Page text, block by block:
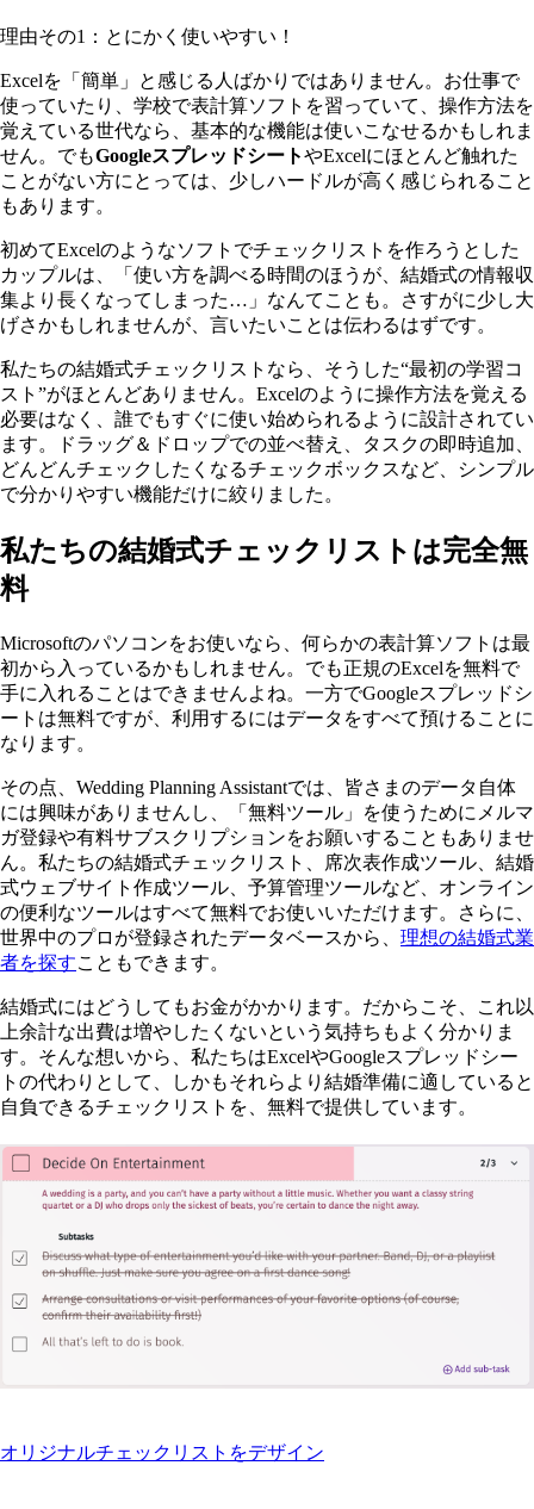
理由その1：とにかく使いやすい！
Excelを「簡単」と感じる人ばかりではありません。お仕事で
使っていたり、学校で表計算ソフトを習っていて、操作方法を
覚えている世代なら、基本的な機能は使いこなせるかもしれま
せん。でもGoogleスプレッドシートやExcelにほとんど触れた
ことがない方にとっては、少しハードルが高く感じられること
もあります。
初めてExcelのようなソフトでチェックリストを作ろうとした
カップルは、「使い方を調べる時間のほうが、結婚式の情報収
集より長くなってしまった…」なんてことも。さすがに少し大
げさかもしれませんが、言いたいことは伝わるはずです。
私たちの結婚式チェックリストなら、そうした“最初の学習コ
スト”がほとんどありません。Excelのように操作方法を覚える
必要はなく、誰でもすぐに使い始められるように設計されてい
ます。ドラッグ＆ドロップでの並べ替え、タスクの即時追加、
どんどんチェックしたくなるチェックボックスなど、シンプル
で分かりやすい機能だけに絞りました。
私たちの結婚式チェックリストは完全無
料
Microsoftのパソコンをお使いなら、何らかの表計算ソフトは最
初から入っているかもしれません。でも正規のExcelを無料で
手に入れることはできませんよね。一方でGoogleスプレッドシ
ートは無料ですが、利用するにはデータをすべて預けることに
なります。
その点、Wedding Planning Assistantでは、皆さまのデータ自体
には興味がありませんし、「無料ツール」を使うためにメルマ
ガ登録や有料サブスクリプションをお願いすることもありませ
ん。私たちの結婚式チェックリスト、席次表作成ツール、結婚
式ウェブサイト作成ツール、予算管理ツールなど、オンライン
の便利なツールはすべて無料でお使いいただけます。さらに、
世界中のプロが登録されたデータベースから、 理想の結婚式業
者を探すこともできます。
結婚式にはどうしてもお金がかかります。だからこそ、これ以
上余計な出費は増やしたくないという気持ちもよく分かりま
す。そんな想いから、私たちはExcelやGoogleスプレッドシー
トの代わりとして、しかもそれらより結婚準備に適していると
自負できるチェックリストを、無料で提供しています。
オリジナルチェックリストをデザイン